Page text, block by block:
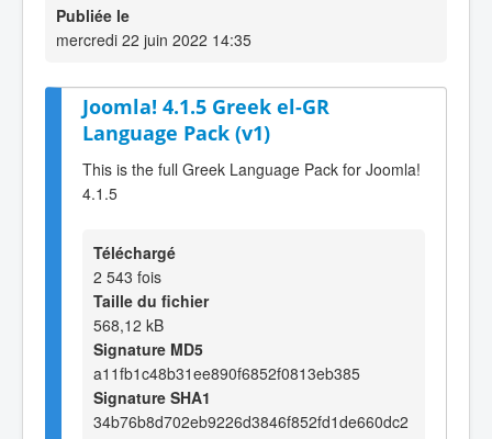
Publiée le
mercredi 22 juin 2022 14:35
Joomla! 4.1.5 Greek el-GR
Language Pack (v1)
This is the full Greek Language Pack for Joomla!
4.1.5
Téléchargé
2 543 fois
Taille du fichier
568,12 kB
Signature MD5
a11fb1c48b31ee890f6852f0813eb385
Signature SHA1
34b76b8d702eb9226d3846f852fd1de660dc2